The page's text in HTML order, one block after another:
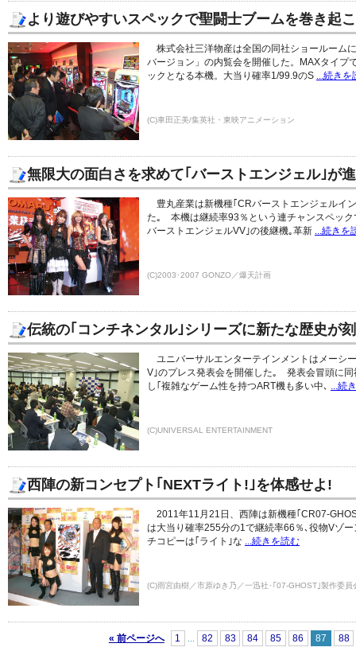
より遊びやすいスペックで聖闘士ブームを巻き起
株式会社三洋物産は全国の同社ショールーム
バージョン」の内覧会を開催した。MAXタイプ
ックとなる本機。大当り確率1/99.9のS ...続きを
(C)車田正美/集英社・東映アニメーション
無限大の面白さを求めて｢バーストエンジェル｣が
豊丸産業は新機種｢CRバーストエンジェルイ
た｡ 本機は継続率93％という連チャンスペッ
バーストエンジェルVV｣の後継機｡革新 ...続きを
(C)2003･2007 GONZO／爆天計画
伝統の｢コンチネンタル｣シリーズに新たな歴史が
ユニバーサルエンターテインメントはメーシ
V｣のプレス発表会を開催した｡ 発表会冒頭に
し｢複雑なゲーム性を持つART機も多い中､ ...続
(C)UNIVERSAL ENTERTAINMENT
西陣の新コンセプト｢NEXTライト!｣を体感せよ!
2011年11月21日、西陣は新機種｢CR07-
は大当り確率255分の1で継続率66％､役物Vゾ
チコピーは｢ライト｣な ...続きを読む
(C)雨宮由樹／市原ゆき乃／一迅社･｢07-GHOST｣製作委員
« 前ページへ 1 82 83 84 85 86 87 88